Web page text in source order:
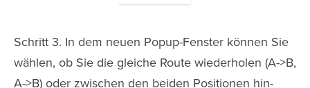
Schritt 3. In dem neuen Popup-Fenster können Sie
wählen, ob Sie die gleiche Route wiederholen (A->B,
A->B) oder zwischen den beiden Positionen hin-